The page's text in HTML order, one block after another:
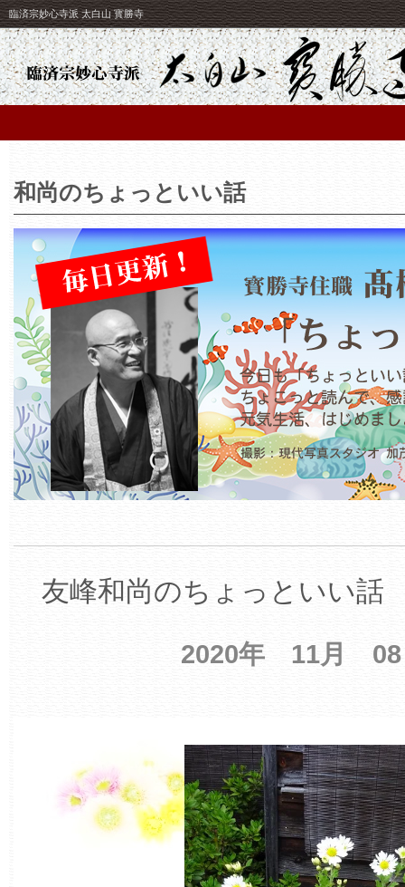
臨済宗妙心寺派 太白山 寳勝寺
和尚のちょっといい話
友峰和尚のちょっといい話
2020年 11月